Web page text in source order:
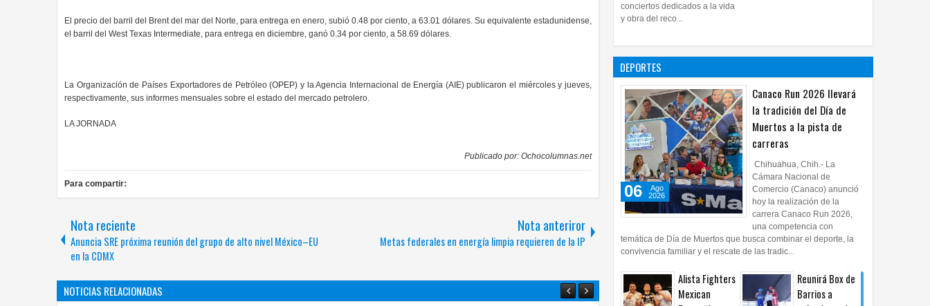
El precio del barril del Brent del mar del Norte, para entrega en enero, subió 0.48 por ciento, a 63.01 dólares. Su equivalente estadunidense,
el barril del West Texas Intermediate, para entrega en diciembre, ganó 0.34 por ciento, a 58.69 dólares.
La Organización de Países Exportadores de Petróleo (OPEP) y la Agencia Internacional de Energía (AIE) publicaron el miércoles y jueves,
respectivamente, sus informes mensuales sobre el estado del mercado petrolero.
LA JORNADA
Publicado por: Ochocolumnas.net
Para compartir:
Nota reciente
Anuncia SRE próxima reunión del grupo de alto nivel México–EU
en la CDMX
Nota anteriror
Metas federales en energía limpia requieren de la IP
NOTICIAS RELACIONADAS
conciertos dedicados a la vida
y obra del reco...
taller de mini
DEPORTES
Canaco Run 2026 llevará
la tradición del Día de
Muertos a la pista de
carreras
06
Ago
2026
Chihuahua, Chih.- La
Cámara Nacional de
Comercio (Canaco) anunció
hoy la realización de la
carrera Canaco Run 2026,
una competencia con
temática de Día de Muertos que busca combinar el deporte, la
convivencia familiar y el rescate de las tradic...
Alista Fighters
Mexican
Reunirá Box de
Barrios a